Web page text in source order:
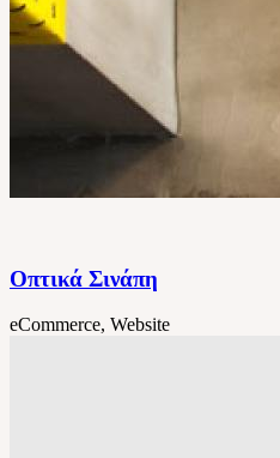
Οπτικά Σινάπη
eCommerce, Website